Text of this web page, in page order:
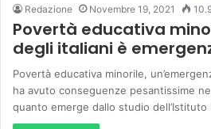
Redazione Novembre 19, 2021
Povertà educativa
degli italiani è
Povertà educativa minorile,
ha avuto conseguenze pesantissime
quanto emerge dallo studio